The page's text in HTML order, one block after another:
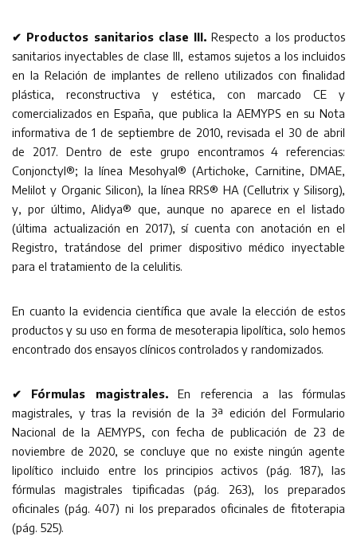
✔ Productos sanitarios clase III. Respecto a los productos
sanitarios inyectables de clase III, estamos sujetos a los incluidos
en la Relación de implantes de relleno utilizados con finalidad
plástica, reconstructiva y estética, con marcado CE y
comercializados en España, que publica la AEMYPS en su Nota
informativa de 1 de septiembre de 2010, revisada el 30 de abril
de 2017. Dentro de este grupo encontramos 4 referencias:
Conjonctyl®; la línea Mesohyal® (Artichoke, Carnitine, DMAE,
Melilot y Organic Silicon), la línea RRS® HA (Cellutrix y Silisorg),
y, por último, Alidya® que, aunque no aparece en el listado
(última actualización en 2017), sí cuenta con anotación en el
Registro, tratándose del primer dispositivo médico inyectable
para el tratamiento de la celulitis.
En cuanto la evidencia científica que avale la elección de estos
productos y su uso en forma de mesoterapia lipolítica, solo hemos
encontrado dos ensayos clínicos controlados y randomizados.
✔ Fórmulas magistrales.En referencia a las fórmulas
magistrales, y tras la revisión de la 3ª edición del Formulario
Nacional de la AEMYPS, con fecha de publicación de 23 de
noviembre de 2020, se concluye que no existe ningún agente
lipolítico incluido entre los principios activos (pág. 187), las
fórmulas magistrales tipificadas (pág. 263), los preparados
oficinales (pág. 407) ni los preparados oficinales de fitoterapia
(pág. 525).